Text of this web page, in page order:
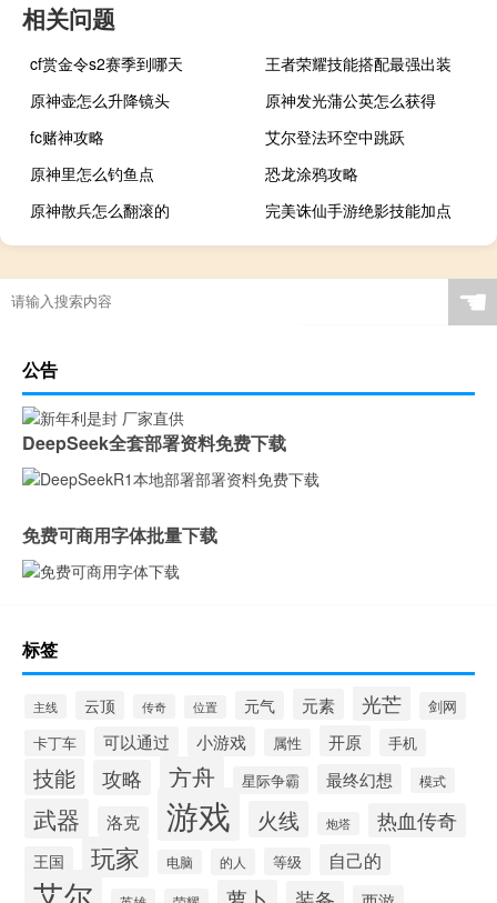
相关问题
cf赏金令s2赛季到哪天
王者荣耀技能搭配最强出装
原神壶怎么升降镜头
原神发光蒲公英怎么获得
fc赌神攻略
艾尔登法环空中跳跃
原神里怎么钓鱼点
恐龙涂鸦攻略
原神散兵怎么翻滚的
完美诛仙手游绝影技能加点
☚
公告
DeepSeek全套部署资料免费下载
免费可商用字体批量下载
标签
主线 云顶 传奇 位置 元气 元素 光芒 剑网
卡丁车 可以通过 小游戏 属性 开原 手机
技能 攻略 方舟 星际争霸 最终幻想 模式
武器 洛克 游戏 火线 炮塔 热血传奇
王国 玩家 电脑 的人 等级 自己的